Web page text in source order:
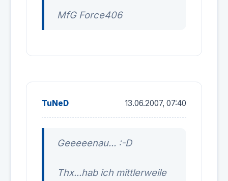
MfG Force406
TuNeD 13.06.2007, 07:40
Geeeeenau... :-D
Thx...hab ich mittlerweile